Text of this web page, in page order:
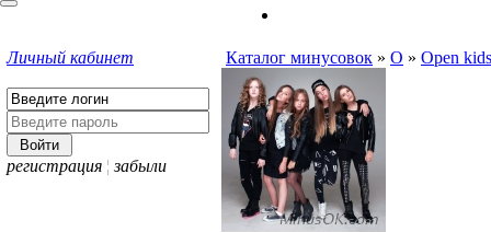
Личный кабинет
регистрация ¦ забыли
Каталог минусовок » O » Open kids